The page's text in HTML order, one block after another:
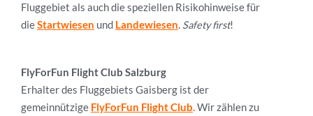
Fluggebiet als auch die speziellen Risikohinweise für
dieStartwiesen und Landewiesen. Safety first!
FlyForFun Flight Club Salzburg
Erhalter des Fluggebiets Gaisberg ist der
gemeinnützige FlyForFun Flight Club.Wir zählen zu